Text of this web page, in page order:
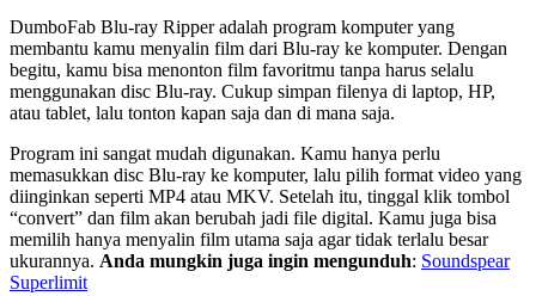
DumboFab Blu-ray Ripper adalah program komputer yang
membantu kamu menyalin film dari Blu-ray ke komputer. Dengan
begitu, kamu bisa menonton film favoritmu tanpa harus selalu
menggunakan disc Blu-ray. Cukup simpan filenya di laptop, HP,
atau tablet, lalu tonton kapan saja dan di mana saja.
Program ini sangat mudah digunakan. Kamu hanya perlu
memasukkan disc Blu-ray ke komputer, lalu pilih format video yang
diinginkan seperti MP4 atau MKV. Setelah itu, tinggal klik tombol
“convert” dan film akan berubah jadi file digital. Kamu juga bisa
memilih hanya menyalin film utama saja agar tidak terlalu besar
ukurannya. Anda mungkin juga ingin mengunduh: Soundspear
Superlimit